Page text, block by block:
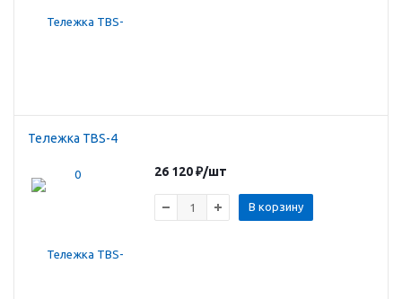
Тележка TBS-4
26 120₽/шт
В корзину